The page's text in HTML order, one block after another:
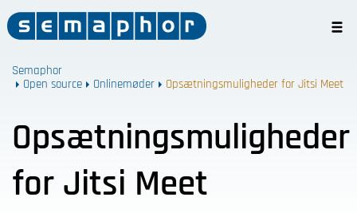
Semaphor
Open source
Onlinemøder Opsætningsmuligheder for Jitsi Meet
Opsætningsmuligheder
for Jitsi Meet